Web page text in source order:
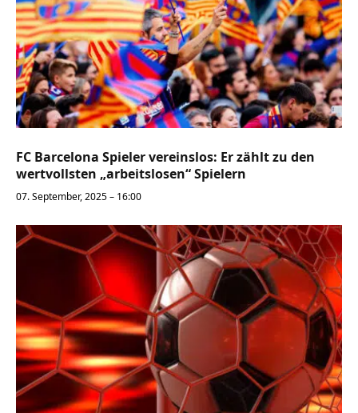
FC Barcelona Spieler vereinslos: Er zählt zu den
wertvollsten „arbeitslosen“ Spielern
07. September, 2025 – 16:00